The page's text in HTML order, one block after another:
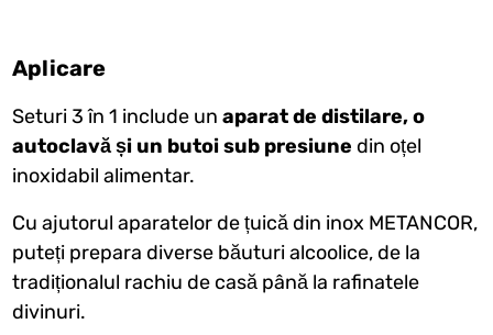
Aplicare
Seturi 3 în 1 include unaparat de distilare, o
autoclavă și un butoi sub presiune din oțel
inoxidabil alimentar.
Cu ajutorul aparatelor de țuică din inox METANCOR,
puteți prepara diverse băuturi alcoolice, de la
tradiționalul rachiu de casă până la rafinatele
divinuri.